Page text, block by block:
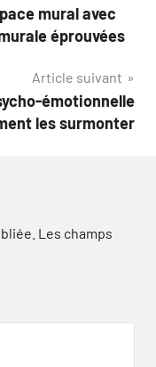
mural avec
éprouvées
Article suivant
émotionnelle
les surmonter
Les champs